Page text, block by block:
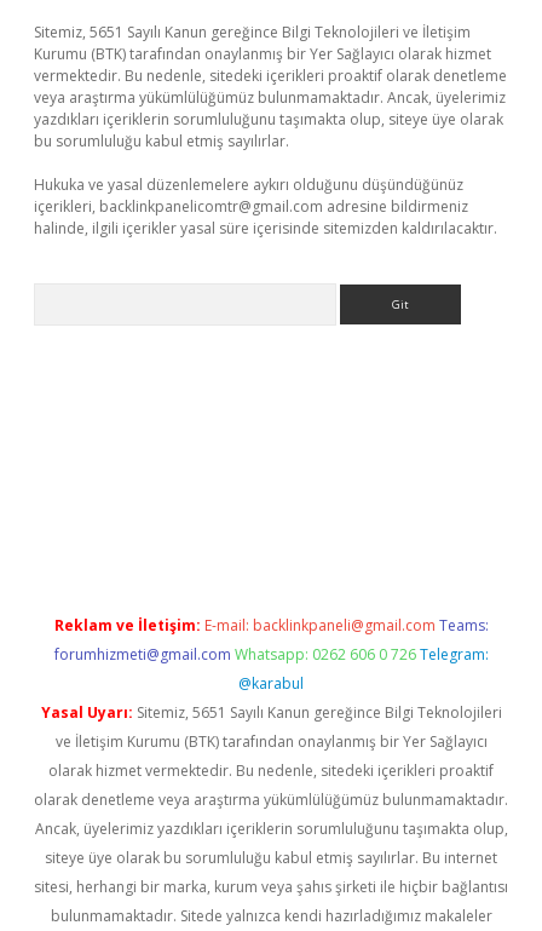
Sitemiz, 5651 Sayılı Kanun gereğince Bilgi Teknolojileri ve İletişim
Kurumu (BTK) tarafından onaylanmış bir Yer Sağlayıcı olarak hizmet
vermektedir. Bu nedenle, sitedeki içerikleri proaktif olarak denetleme
veya araştırma yükümlülüğümüz bulunmamaktadır. Ancak, üyelerimiz
yazdıkları içeriklerin sorumluluğunu taşımakta olup, siteye üye olarak
bu sorumluluğu kabul etmiş sayılırlar.
Hukuka ve yasal düzenlemelere aykırı olduğunu düşündüğünüz
içerikleri, backlinkpanelicomtr@gmail.com adresine bildirmeniz
halinde, ilgili içerikler yasal süre içerisinde sitemizden kaldırılacaktır.
Reklam ve İletişim: E-mail: backlinkpaneli@gmail.com Teams:
forumhizmeti@gmail.com Whatsapp: 0262 606 0 726 Telegram:
@karabul
Yasal Uyarı: Sitemiz, 5651 Sayılı Kanun gereğince Bilgi Teknolojileri
ve İletişim Kurumu (BTK) tarafından onaylanmış bir Yer Sağlayıcı
olarak hizmet vermektedir. Bu nedenle, sitedeki içerikleri proaktif
olarak denetleme veya araştırma yükümlülüğümüz bulunmamaktadır.
Ancak, üyelerimiz yazdıkları içeriklerin sorumluluğunu taşımakta olup,
siteye üye olarak bu sorumluluğu kabul etmiş sayılırlar. Bu internet
sitesi, herhangi bir marka, kurum veya şahıs şirketi ile hiçbir bağlantısı
bulunmamaktadır. Sitede yalnızca kendi hazırladığımız makaleler